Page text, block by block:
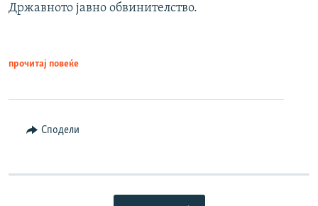
Државното јавно обвинителство.
прочитај повеќе
Сподели